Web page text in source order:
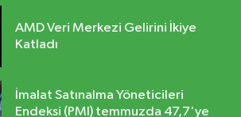
AMD Veri Merkezi Gelirini İkiye
Katladı
İmalat Satınalma Yöneticileri
Endeksi (PMI) temmuzda 47,7'ye